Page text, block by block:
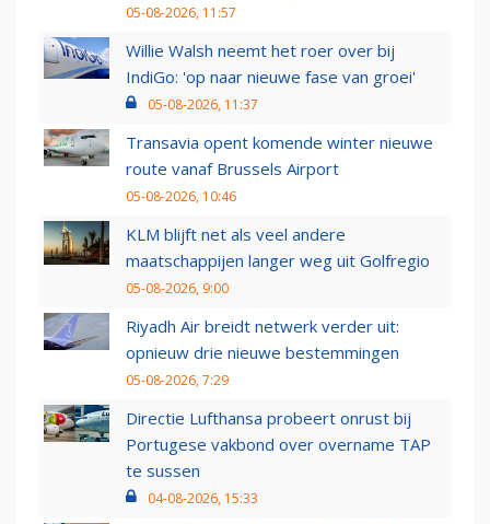
05-08-2026, 11:57
Willie Walsh neemt het roer over bij
IndiGo: 'op naar nieuwe fase van groei'
05-08-2026, 11:37
Transavia opent komende winter nieuwe
route vanaf Brussels Airport
05-08-2026, 10:46
KLM blijft net als veel andere
maatschappijen langer weg uit Golfregio
05-08-2026, 9:00
Riyadh Air breidt netwerk verder uit:
opnieuw drie nieuwe bestemmingen
05-08-2026, 7:29
Directie Lufthansa probeert onrust bij
Portugese vakbond over overname TAP
te sussen
04-08-2026, 15:33